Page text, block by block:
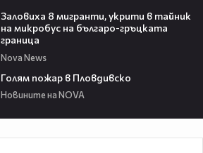
Заловиха 8 мигранти, укрити в тайник
на микробус на българо-гръцката
граница
Nova News
Голям пожар в Пловдивско
Новините на NOVA